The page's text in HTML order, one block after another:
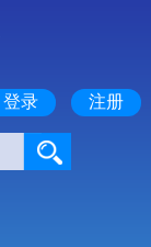
登录 注册